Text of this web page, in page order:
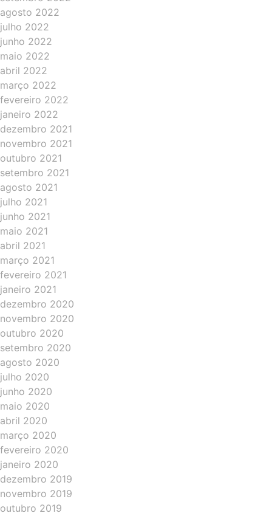
agosto 2022
julho 2022
junho 2022
maio 2022
abril 2022
março 2022
fevereiro 2022
janeiro 2022
dezembro 2021
novembro 2021
outubro 2021
setembro 2021
agosto 2021
julho 2021
junho 2021
maio 2021
abril 2021
março 2021
fevereiro 2021
janeiro 2021
dezembro 2020
novembro 2020
outubro 2020
setembro 2020
agosto 2020
julho 2020
junho 2020
maio 2020
abril 2020
março 2020
fevereiro 2020
janeiro 2020
dezembro 2019
novembro 2019
outubro 2019